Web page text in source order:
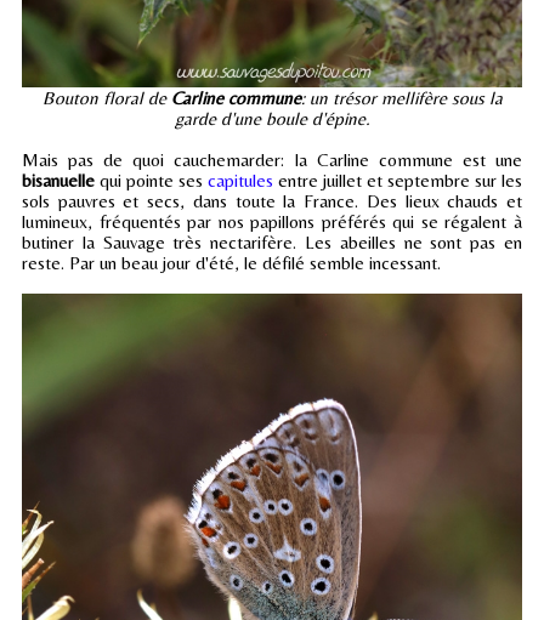
Bouton floral de Carline commune: un trésor mellifère sous la
garde d'une boule d'épine.
Mais pas de quoi cauchemarder: la Carline commune est une
bisanuelle qui pointe ses capitules entre juillet et septembre sur les
sols pauvres et secs, dans toute la France. Des lieux chauds et
lumineux, fréquentés par nos papillons préférés qui se régalent à
butiner la Sauvage très nectarifère. Les abeilles ne sont pas en
reste. Par un beau jour d'été, le défilé semble incessant.